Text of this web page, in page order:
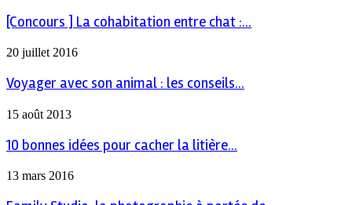
[Concours ] La cohabitation entre chat :...
20 juillet 2016
Voyager avec son animal : les conseils...
15 août 2013
10 bonnes idées pour cacher la litière...
13 mars 2016